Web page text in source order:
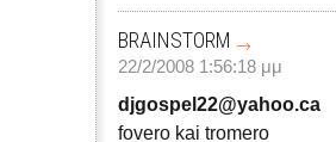
BRAINSTORM
22/2/2008 1:56:18 μμ
djgospel22@yahoo.ca
fovero kai tromero